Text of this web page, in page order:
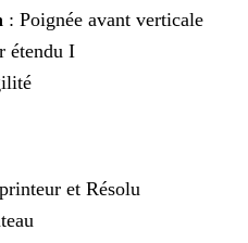
: Poignée avant verticale
étendu I
et Résolu